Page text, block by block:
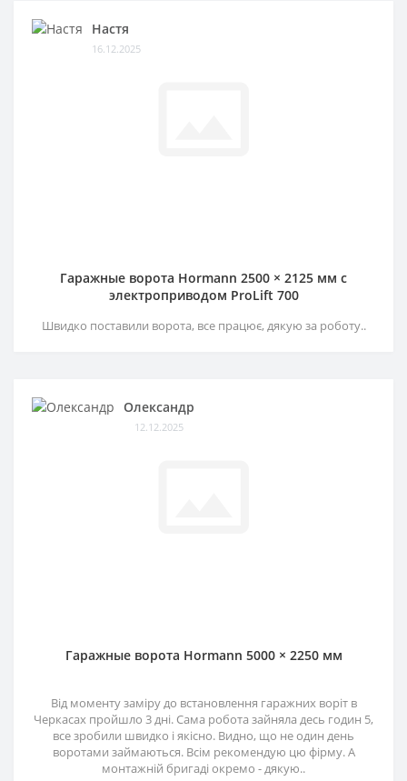
Настя
16.12.2025
Гаражные ворота Hormann 2500 × 2125 мм c
электроприводом ProLift 700
Швидко поставили ворота, все працює, дякую за роботу..
Олександр
12.12.2025
Гаражные ворота Hormann 5000 × 2250 мм
Від моменту заміру до встановлення гаражних воріт в
Черкасах пройшло 3 дні. Сама робота зайняла десь годин 5,
все зробили швидко і якісно. Видно, що не один день
воротами займаються. Всім рекомендую цю фірму. А
монтажній бригаді окремо - дякую..